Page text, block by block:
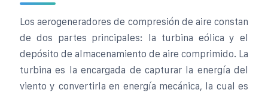
Los aerogeneradores de compresión de aire constan
de dos partes principales: la turbina eólica y el
depósito de almacenamiento de aire comprimido. La
turbina es la encargada de capturar la energía del
viento y convertirla en energía mecánica, la cual es